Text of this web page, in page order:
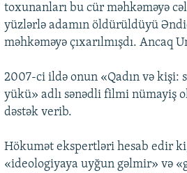
toxunanları bu cür məhkəməyə
yüzlərlə adamın öldürüldüyü
məhkəməyə çıxarılmışdı. Ancaq
2007-ci ildə onun «Qadın və
yükü» adlı sənədli filmi nümayiş
dəstək verib.
Hökumət ekspertləri hesab edir
«ideologiyaya uyğun gəlmir» və